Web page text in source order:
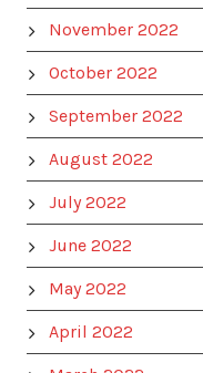
November 2022
October 2022
September 2022
August 2022
July 2022
June 2022
May 2022
April 2022